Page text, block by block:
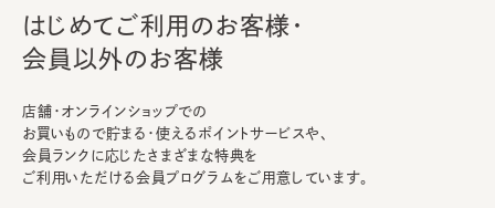
はじめてご利用のお客様・
会員以外のお客様
店舗・オンラインショップでの
お買いもので貯まる・使えるポイントサービスや、
会員ランクに応じたさまざまな特典を
ご利用いただける会員プログラムをご用意しています。